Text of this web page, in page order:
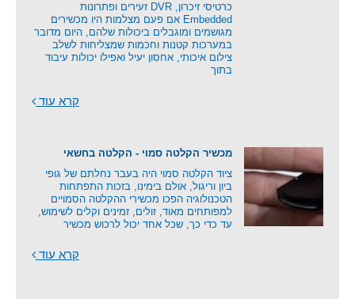
כרטיסי זיכרון, DVR זעירים ופתרונות
Embedded אם פעם מצלמות היו מכשירים
מגושמים ומוגבלים ביכולות שלהם, היום מדובר
במערכות קטנות וחכמות שמצליחות לשלב
צילום איכותי, אחסון יעיל ואפילו יכולות עיבוד
בתוך
קרא עוד
מכשיר הקלטה סמוי - הקלטה בחשאי
ציוד הקלטה סמוי היה בעבר נחלתם של גופי
ביון וריגול, אולם בימינו, בזכות התפתחות
הטכנולוגיה הפכו מכשירי ההקלטה הסמויים
למפותחים מאוד, זולים, זמינים וקלים לשימוש,
עד כדי כך, שכל אחד יכול לרכוש מכשיר
קרא עוד